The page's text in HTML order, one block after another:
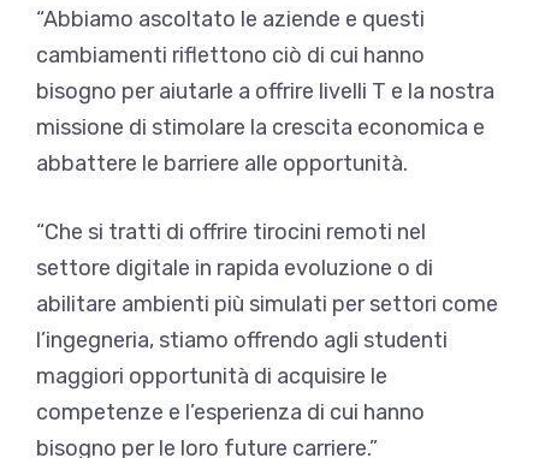
“Abbiamo ascoltato le aziende e questi
cambiamenti riflettono ciò di cui hanno
bisogno per aiutarle a offrire livelli T e la nostra
missione di stimolare la crescita economica e
abbattere le barriere alle opportunità.
“Che si tratti di offrire tirocini remoti nel
settore digitale in rapida evoluzione o di
abilitare ambienti più simulati per settori come
l’ingegneria, stiamo offrendo agli studenti
maggiori opportunità di acquisire le
competenze e l’esperienza di cui hanno
bisogno per le loro future carriere.”